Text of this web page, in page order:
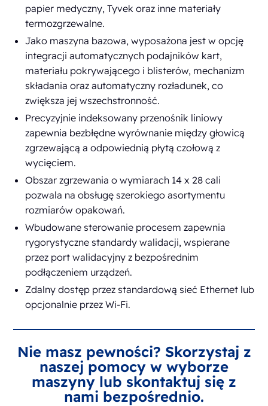
papier medyczny, Tyvek oraz inne materiały
termozgrzewalne.
Jako maszyna bazowa, wyposażona jest w opcję
integracji automatycznych podajników kart,
materiału pokrywającego i blisterów, mechanizm
składania oraz automatyczny rozładunek, co
zwiększa jej wszechstronność.
Precyzyjnie indeksowany przenośnik liniowy
zapewnia bezbłędne wyrównanie między głowicą
zgrzewającą a odpowiednią płytą czołową z
wycięciem.
Obszar zgrzewania o wymiarach 14 x 28 cali
pozwala na obsługę szerokiego asortymentu
rozmiarów opakowań.
Wbudowane sterowanie procesem zapewnia
rygorystyczne standardy walidacji, wspierane
przez port walidacyjny z bezpośrednim
podłączeniem urządzeń.
Zdalny dostęp przez standardową sieć Ethernet lub
opcjonalnie przez Wi-Fi.
Nie masz pewności? Skorzystaj z
naszej pomocy w wyborze
maszyny lub skontaktuj się z
nami bezpośrednio.